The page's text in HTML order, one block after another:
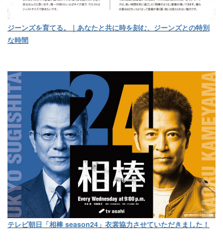
ジーンズを育てる。｜あなたと共に時を刻む、ジーンズとの特別
な時間
テレビ朝日「相棒 season24」衣裳協力させていただきました！